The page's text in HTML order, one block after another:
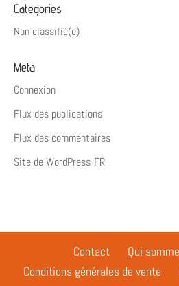
Categories
Non classifié(e)
Meta
Connexion
Flux des publications
Flux des commentaires
Site de WordPress-FR
Contact
Qui
Conditions générales de vente